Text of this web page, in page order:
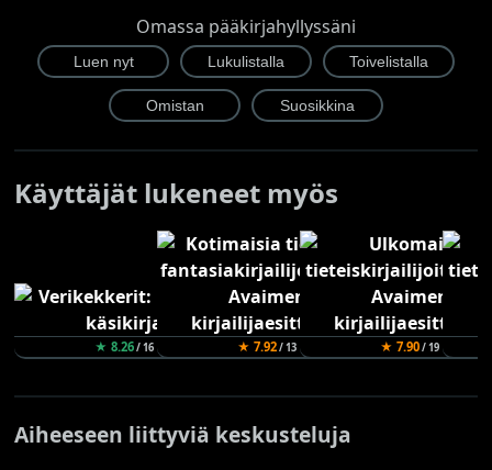
Omassa pääkirjahyllyssäni
Käyttäjät lukeneet myös
★ 8.26/ 16 ★ 7.92/ 13 ★ 7.90/ 19
Aiheeseen liittyviä keskusteluja